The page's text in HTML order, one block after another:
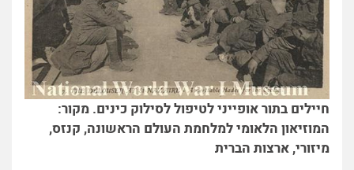
חיילים בתור אופייני לטיפול לסילוק כינים. מקור:
המוזיאון הלאומי למלחמת העולם הראשונה, קנזס,
מיזורי, ארצות הברית